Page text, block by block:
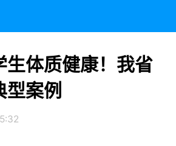
生体质健康！我省
型案例